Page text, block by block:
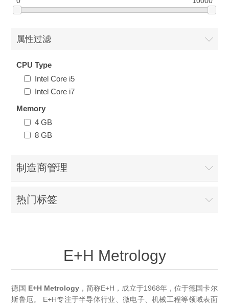
OCT光源 扫频激光器
OCT 平衡探测器
OCT数据采集卡
TOPCON电池片研发解决方案
少子寿命测试仪
电阻率测试仪
椭偏仪（Ellipsometer）
半导体装备
等离子刻蚀设备
化学气相沉积设备
湿法设备
快速热处理设备
晶锭检测质量控制
氧碳分析仪
光电直读光谱仪
GD-MS / ICP-MS
X射线晶体定向仪
X射线形貌仪
钙钛矿太阳能电池
光电类核心器件
半导体设备用光源
Holoeye空间光调制器
耗材售后/维修/校准
ECV配件
Sinton Instruments 配件
标准样品（光伏）
其他
激光尘埃粒子计数器
属性过滤
CPU Type
Intel Core i5
Intel Core i7
Memory
4 GB
8 GB
制造商管理
热门标签
E+H Metrology
德国 E+H Metrology，简称E+H，成立于1968年，位于德国卡尔
斯鲁厄。 E+H专注于半导体行业、微电子、机械工程等领域表面